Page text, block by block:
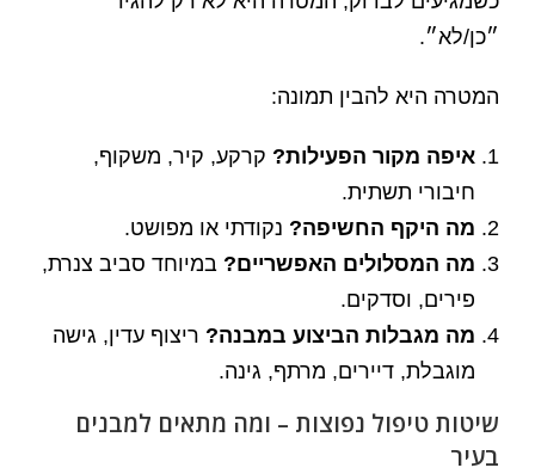
״כן/לא״.
המטרה היא להבין תמונה:
איפה מקור הפעילות? קרקע, קיר, משקוף,
חיבורי תשתית.
מה היקף החשיפה? נקודתי או מפושט.
מה המסלולים האפשריים? במיוחד סביב צנרת,
פירים, וסדקים.
מה מגבלות הביצוע במבנה? ריצוף עדין, גישה
מוגבלת, דיירים, מרתף, גינה.
שיטות טיפול נפוצות – ומה מתאים למבנים
בעיר